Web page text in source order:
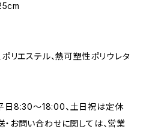
ポリエステル、熱可塑性ポリウレタ
日8:30～18:00、土日祝は定休
・お問い合わせに関しては、営業